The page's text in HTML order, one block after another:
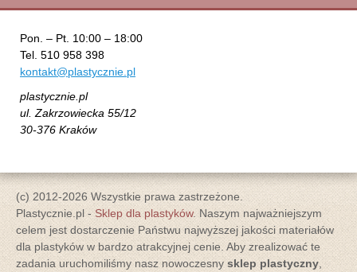
Pon. – Pt. 10:00 – 18:00
Tel. 510 958 398
kontakt@plastycznie.pl
plastycznie.pl
ul. Zakrzowiecka 55/12
30-376 Kraków
(c) 2012-2026 Wszystkie prawa zastrzeżone.
Plastycznie.pl -Sklep dla plastyków. Naszym najważniejszym
celem jest dostarczenie Państwu najwyższej jakości materiałów
dla plastyków w bardzo atrakcyjnej cenie. Aby zrealizować te
zadania uruchomiliśmy nasz nowoczesnysklep plastyczny,